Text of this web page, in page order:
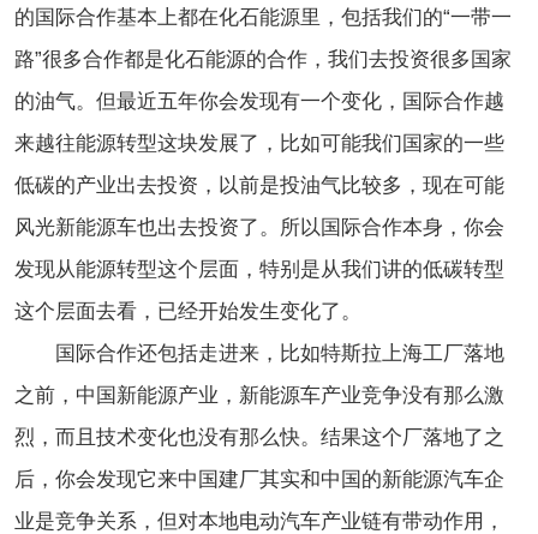
的国际合作基本上都在化石能源里，包括我们的“一带一
路”很多合作都是化石能源的合作，我们去投资很多国家
的油气。但最近五年你会发现有一个变化，国际合作越
来越往能源转型这块发展了，比如可能我们国家的一些
低碳的产业出去投资，以前是投油气比较多，现在可能
风光新能源车也出去投资了。所以国际合作本身，你会
发现从能源转型这个层面，特别是从我们讲的低碳转型
这个层面去看，已经开始发生变化了。
国际合作还包括走进来，比如特斯拉上海工厂落地
之前，中国新能源产业，新能源车产业竞争没有那么激
烈，而且技术变化也没有那么快。结果这个厂落地了之
后，你会发现它来中国建厂其实和中国的新能源汽车企
业是竞争关系，但对本地电动汽车产业链有带动作用，